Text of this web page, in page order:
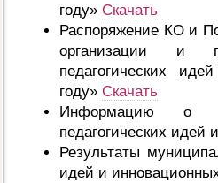
году» Скачать
Распоряжение КО и
организации и
педагогических
году» Скачать
Информацию о
педагогических идей
Результаты
идей и